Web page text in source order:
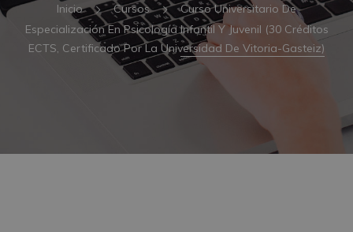
Inicio Cursos
Curso Universitario De
Especialización En Psicología Infantil Y Juvenil (30 Créditos
ECTS, Certificado Por La Universidad De Vitoria-Gasteiz)